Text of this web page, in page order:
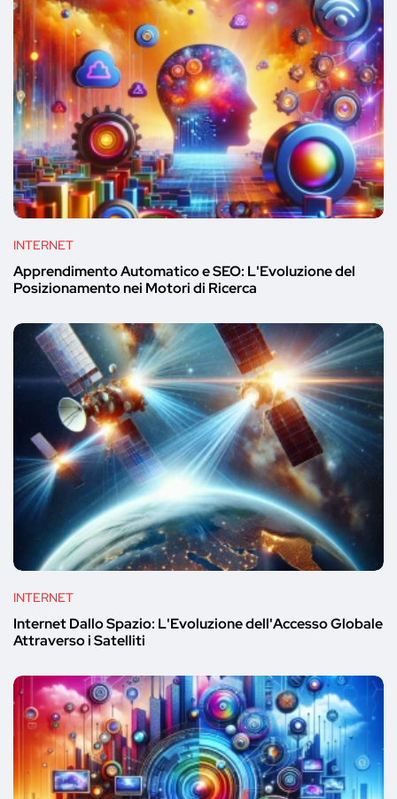
INTERNET
Apprendimento Automatico e SEO: L'Evoluzione del
Posizionamento nei Motori di Ricerca
INTERNET
Internet Dallo Spazio: L'Evoluzione dell'Accesso Globale
Attraverso i Satelliti